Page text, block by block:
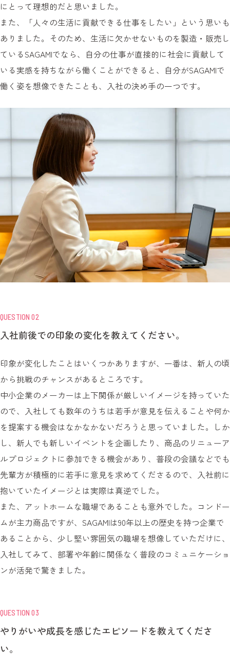
にとって理想的だと思いました。
また、「人々の生活に貢献できる仕事をしたい」という思いも
ありました。そのため、生活に欠かせないものを製造・販売し
ているSAGAMIでなら、自分の仕事が直接的に社会に貢献して
いる実感を持ちながら働くことができると、自分がSAGAMIで
働く姿を想像できたことも、入社の決め手の一つです。
QUESTION 02
入社前後での印象の変化を教えてください。
印象が変化したことはいくつかありますが、一番は、新人の頃
から挑戦のチャンスがあるところです。
中小企業のメーカーは上下関係が厳しいイメージを持っていた
ので、入社しても数年のうちは若手が意見を伝えることや何か
を提案する機会はなかなかないだろうと思っていました。しか
し、新人でも新しいイベントを企画したり、商品のリニューア
ルプロジェクトに参加できる機会があり、普段の会議などでも
先輩方が積極的に若手に意見を求めてくださるので、入社前に
抱いていたイメージとは実際は真逆でした。
また、アットホームな職場であることも意外でした。コンドー
ムが主力商品ですが、SAGAMIは90年以上の歴史を持つ企業で
あることから、少し堅い雰囲気の職場を想像していただけに、
入社してみて、部署や年齢に関係なく普段のコミュニケーショ
ンが活発で驚きました。
QUESTION 03
やりがいや成長を感じたエピソードを教えてくださ
い。